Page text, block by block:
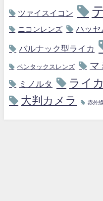
ツァイスイコン
ニコンレンズ ハッ
バルナック型ライカ
ペンタックスレンズ マ
ミノルタ ライカ
大判カメラ 赤外